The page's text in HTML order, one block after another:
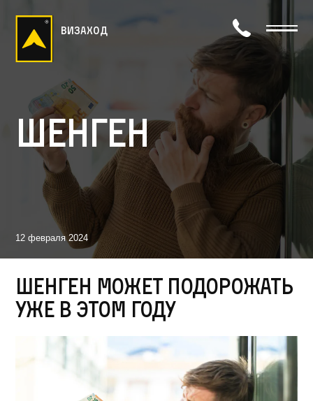
визаход
Шенген
12 февраля 2024
Шенген может подорожать
уже в этом году